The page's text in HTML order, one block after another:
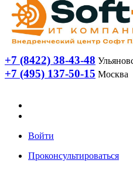
+7 (8422) 38-43-48
+7 (495) 137-50-15 Москва
Войти
Проконсультироваться